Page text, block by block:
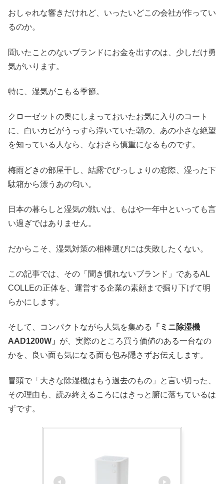
おしゃれな響きだけれど、いったいどこの会社が作ってい
るのか。
聞いたことのないブランドにお金を出すのは、少しだけ勇
気がいります。
特に、湿気がこもる季節。
クローゼットの奥にしまっておいたお気に入りのコート
に、白いカビがうっすら浮いていた朝の、あの小さな絶望
を知っている人なら、なおさら慎重になるものです。
梅雨どきの部屋干し、結露でびっしょりの窓際、湿った下
駄箱から漂うあの匂い。
日本の暮らしと湿気の戦いは、もはや一年中といっても言
い過ぎではありません。
だからこそ、湿気対策の相棒選びには失敗したくない。
この記事では、その「聞き慣れないブランド」であるAL
COLLEの正体を、運営する企業の素顔まで掘り下げて明
らかにします。
そして、コンパクトながら人気を集める
「ミニ除湿機
AAD1200W」 が、実際のところ買う価値のある一台なの
かを、良い面も気になる面も包み隠さずお伝えします。
冒頭で「大きな除湿機はもう過去のもの」と言い切った、
その理由も、読み終えるころにはきっと腑に落ちているは
ずです。